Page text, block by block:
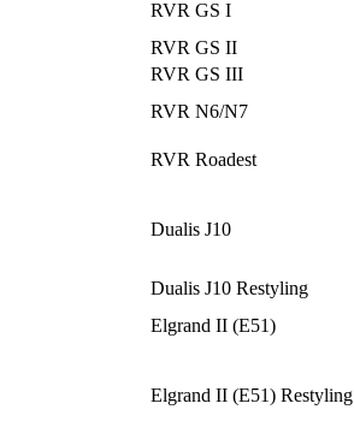
RVR GS I
RVR GS II
RVR GS III
RVR N6/N7
RVR Roadest
Dualis J10
Dualis J10 Restyling
Elgrand II (E51)
Elgrand II (E51) Restyling